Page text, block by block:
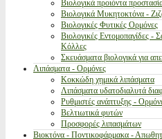
Βιολογικά προιόντα
Βιολογικά Μυκητοκτόνα -
Βιολογικές Φυτικές Ορμόνες
Βιολογικές Εντομοπαγίδες -
Κόλλες
Σκευάσματα βιολογικά για
Λιπάσματα - Ορμόνες
Κοκκώδη χημικά λιπάσματα
Λιπάσματα υδατοδιαλυτά
Ρυθμιστές ανάπτυξης -
Βελτιωτικά φυτών
Προσφορές λιπασμάτων
Βιοκτόνα - Ποντικοφάρμακα -